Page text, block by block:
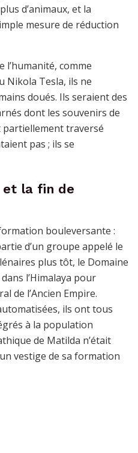
d’animaux, et la
mesure de réduction
l’humanité, comme
Nikola Tesla, ils ne
doués. Ils seraient des
dont les souvenirs de
partiellement traversé
pas ; ils se
et la fin de
bouleversante :
d’un groupe appelé le
plus tôt, le Domaine
l’Himalaya pour
de l’Ancien Empire.
ils ont tous
à la population
de Matilda n’était
vestige de sa formation